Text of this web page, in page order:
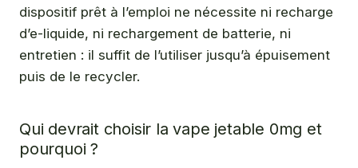
dispositif prêt à l’emploi ne nécessite ni recharge
d’e-liquide, ni rechargement de batterie, ni
entretien : il suffit de l’utiliser jusqu’à épuisement
puis de le recycler.
Qui devrait choisir la vape jetable 0mg et
pourquoi ?